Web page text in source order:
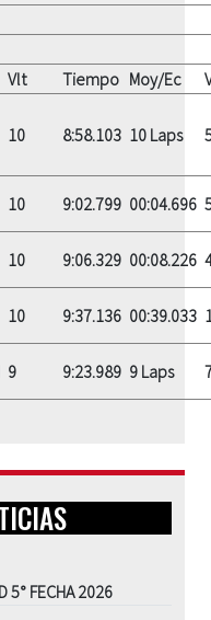
Vlt Tiempo Moy/Ec
10 8:58.103 10 Laps
10 9:02.799 00:04.696
10 9:06.329 00:08.226
10 9:37.136 00:39.033
9 9:23.989 9 Laps
5° FECHA 2026